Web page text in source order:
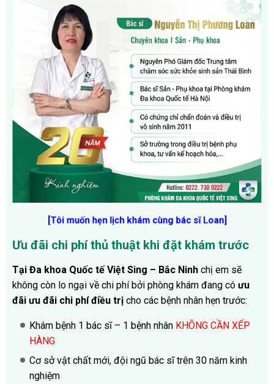
[Tôi muốn hẹn lịch khám cùng bác sĩ Loan]
Ưu đãi chi phí thủ thuật khi đặt khám trước
Tại Đa khoa Quốc tế Việt Sing – Bắc Ninh chị em sẽ
không còn lo ngại về chi phí bởi phòng khám đang có ưu
đãi ưu đãi chi phí điều trị cho các bệnh nhân hẹn trước:
Khám bệnh 1 bác sĩ – 1 bệnh nhân KHÔNG CẦN XẾP
HÀNG
Cơ sở vật chất mới, đội ngũ bác sĩ trên 30 năm kinh
nghiệm